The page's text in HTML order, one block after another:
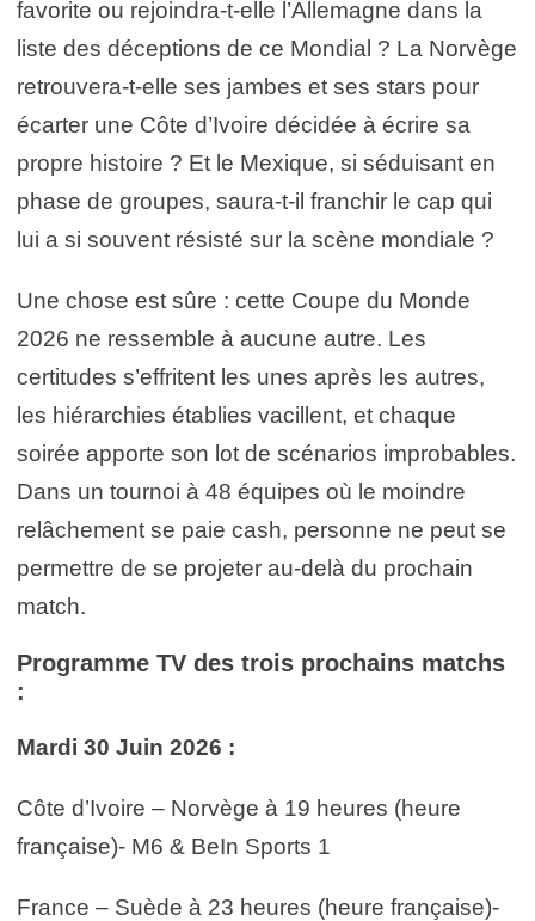
favorite ou rejoindra-t-elle l’Allemagne dans la
liste des déceptions de ce Mondial ? La Norvège
retrouvera-t-elle ses jambes et ses stars pour
écarter une Côte d’Ivoire décidée à écrire sa
propre histoire ? Et le Mexique, si séduisant en
phase de groupes, saura-t-il franchir le cap qui
lui a si souvent résisté sur la scène mondiale ?
Une chose est sûre : cette Coupe du Monde
2026 ne ressemble à aucune autre. Les
certitudes s’effritent les unes après les autres,
les hiérarchies établies vacillent, et chaque
soirée apporte son lot de scénarios improbables.
Dans un tournoi à 48 équipes où le moindre
relâchement se paie cash, personne ne peut se
permettre de se projeter au-delà du prochain
match.
Programme TV des trois prochains matchs
:
Mardi 30 Juin 2026 :
Côte d’Ivoire – Norvège à 19 heures (heure
française)- M6 & BeIn Sports 1
France – Suède à 23 heures (heure française)-